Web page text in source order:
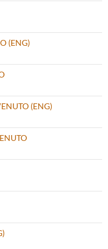
(ENG)
(ENG)